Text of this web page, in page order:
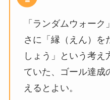
「ランダムウォー
さに「縁（えん）を
しょう」という考
ていた、ゴール達成
えるとよい。